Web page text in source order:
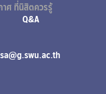
าศ ที่นิสิตควรรู้